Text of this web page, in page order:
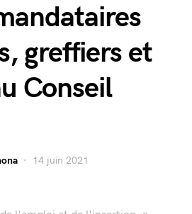
greffiers et
Conseil
14 juin 2021